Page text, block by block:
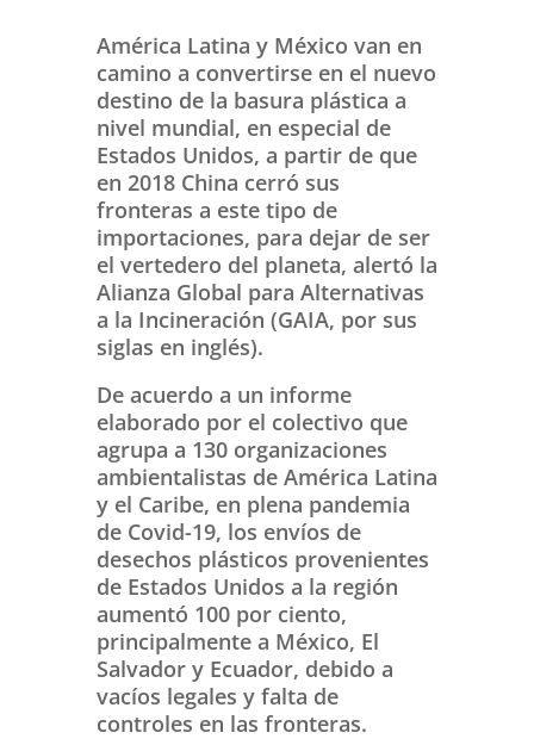
América Latina y México van en
camino a convertirse en el nuevo
destino de la basura plástica a
nivel mundial, en especial de
Estados Unidos, a partir de que
en 2018 China cerró sus
fronteras a este tipo de
importaciones, para dejar de ser
el vertedero del planeta, alertó la
Alianza Global para Alternativas
a la Incineración (GAIA, por sus
siglas en inglés).
De acuerdo a un informe
elaborado por el colectivo que
agrupa a 130 organizaciones
ambientalistas de América Latina
y el Caribe, en plena pandemia
de Covid-19, los envíos de
desechos plásticos provenientes
de Estados Unidos a la región
aumentó 100 por ciento,
principalmente a México, El
Salvador y Ecuador, debido a
vacíos legales y falta de
controles en las fronteras.